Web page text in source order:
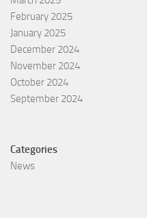
February 2025
January 2025
December 2024
November 2024
October 2024
September 2024
Categories
News